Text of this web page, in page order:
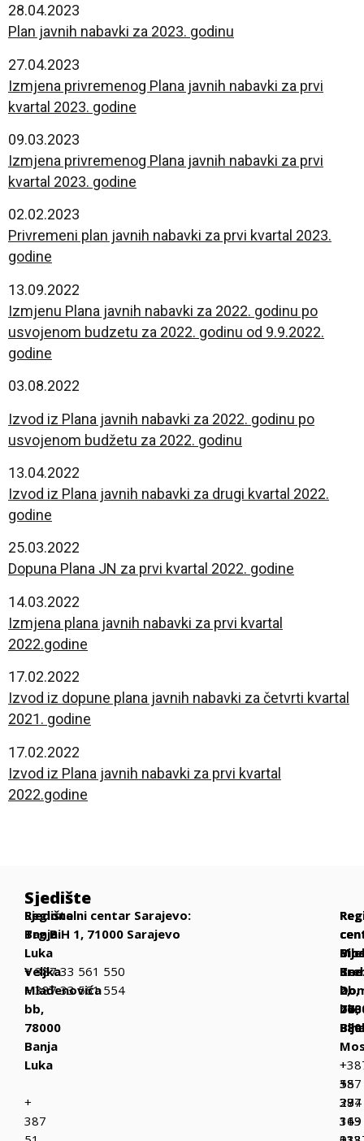
28.04.2023
Plan javnih nabavki za 2023. godinu
27.04.2023
Izmjena privremenog Plana javnih nabavki za prvi
kvartal 2023. godine
09.03.2023
Izmjena privremenog Plana javnih nabavki za prvi
kvartal 2023. godine
02.02.2023
Privremeni plan javnih nabavki za prvi kvartal 2023.
godine
13.09.2022
Izmjenu Plana javnih nabavki za 2022. godinu po
usvojenom budzetu za 2022. godinu od 9.9.2022.
godine
03.08.2022
Izvod iz Plana javnih nabavki za 2022. godinu po
usvojenom budžetu za 2022. godinu
13.04.2022
Izvod iz Plana javnih nabavki za drugi kvartal 2022.
godine
25.03.2022
Dopuna Plana JN za prvi kvartal 2022. godine
14.03.2022
Izmjena plana javnih nabavki za prvi kvartal
2022.godine
17.02.2022
Izvod iz dopune plana javnih nabavki za četvrti kvartal
2021. godine
17.02.2022
Izvod iz Plana javnih nabavki za prvi kvartal
2022.godine
Sjedište
Sjedište
Banja
Luka
Veljka
Mlađenovića
bb,
78000
Banja
Luka
+
387
Regionalni centar Sarajevo:
Trg BiH 1, 71000 Sarajevo
+ 387 33 561 550
+ 387 33 561 554
bb,
+
387
37
319
bb,
+
387
36
2,
55
294
143